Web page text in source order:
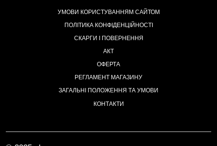
УМОВИ КОРИСТУВАННЯМ САЙТОМ
ПОЛІТИКА КОНФІДЕНЦІЙНОСТІ
СКАРГИ І ПОВЕРНЕННЯ
АКТ
ОФЕРТА
РЕГЛАМЕНТ МАГАЗИНУ
ЗАГАЛЬНІ ПОЛОЖЕННЯ ТА УМОВИ
КОНТАКТИ